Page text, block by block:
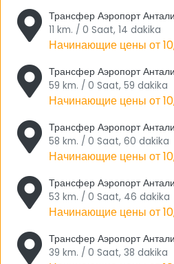
воспользоваться привилегиями
Есть 3 альтернативных
города из аэропорта Анталии.
- Одинм из самых надежных и
до центра города из аэропорта
транспортных средств Tourwix
предварительный заказ, вы
нужной точки запланированным
- Одним из двух других
Анталии является автобус 600,
аэропортом Анталии и
Другой альтернативой является
номером № T1A, который
Трансфер Аэропорт
11 km. / 0 Saat, 14 dakika
Начинающие цены от
Трансфер Аэропорт
59 km. / 0 Saat, 59 dakika
Начинающие цены от
Трансфер Аэропорт
58 km. / 0 Saat, 60 dakika
Начинающие цены от
Трансфер Аэропорт
53 km. / 0 Saat, 46 dakika
Начинающие цены от
Трансфер Аэропорт
39 km. / 0 Saat, 38 dakika